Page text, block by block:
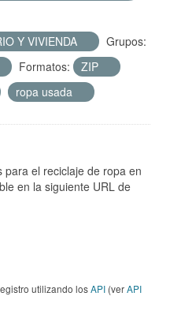
Y VIVIENDA
Grupos:
Formatos:
ZIP
ropa usada
para el reciclaje de ropa en
en la siguiente URL de
utilizando losAPI (verAPI